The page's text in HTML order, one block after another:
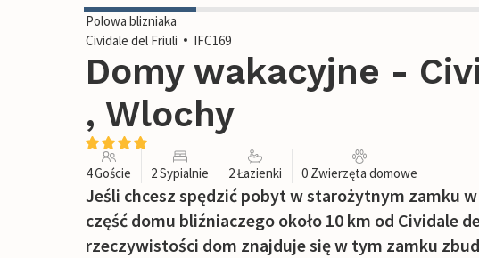
Polowa blizniaka
Cividale del Friuli
IFC169
Domy wakacyjne -
, Wlochy
4 Goście 2 Sypialnie 2 Łazienki 0 Zwierzęta domowe
Jeśli chcesz spędzić pobyt w starożytnym zamku
część domu bliźniaczego około 10 km od Cividale
rzeczywistości dom znajduje się w tym zamku